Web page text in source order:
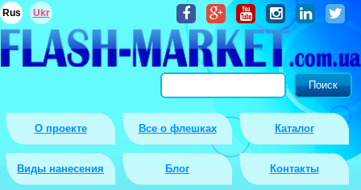
О проекте Все о флешках Каталог
Виды нанесения Блог Контакты
Rus Ukr